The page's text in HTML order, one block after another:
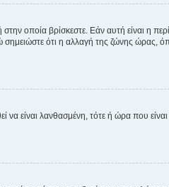
οποία βρίσκεστε. Εάν αυτή είναι η
ότι η αλλαγή της ζώνης ώρας,
να είναι λανθασμένη, τότε ή ώρα που